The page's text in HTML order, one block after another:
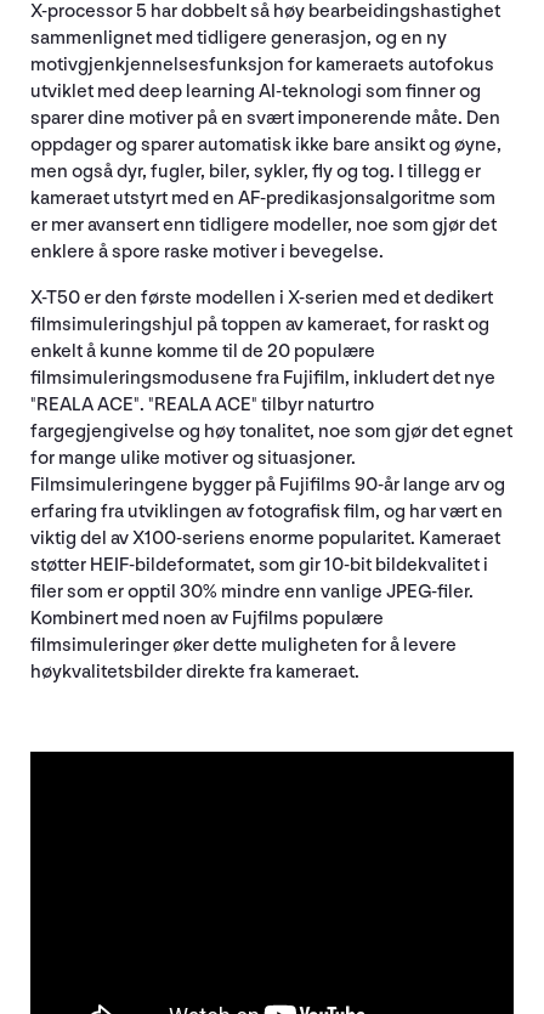
X-processor 5 har dobbelt så høy bearbeidingshastighet
sammenlignet med tidligere generasjon, og en ny
motivgjenkjennelsesfunksjon for kameraets autofokus
utviklet med deep learning AI-teknologi som finner og
sparer dine motiver på en svært imponerende måte. Den
oppdager og sparer automatisk ikke bare ansikt og øyne,
men også dyr, fugler, biler, sykler, fly og tog. I tillegg er
kameraet utstyrt med en AF-predikasjonsalgoritme som
er mer avansert enn tidligere modeller, noe som gjør det
enklere å spore raske motiver i bevegelse.
X-T50 er den første modellen i X-serien med et dedikert
filmsimuleringshjul på toppen av kameraet, for raskt og
enkelt å kunne komme til de 20 populære
filmsimuleringsmodusene fra Fujifilm, inkludert det nye
"REALA ACE". "REALA ACE" tilbyr naturtro
fargegjengivelse og høy tonalitet, noe som gjør det egnet
for mange ulike motiver og situasjoner.
Filmsimuleringene bygger på Fujifilms 90-år lange arv og
erfaring fra utviklingen av fotografisk film, og har vært en
viktig del av X100-seriens enorme popularitet. Kameraet
støtter HEIF-bildeformatet, som gir 10-bit bildekvalitet i
filer som er opptil 30% mindre enn vanlige JPEG-filer.
Kombinert med noen av Fujfilms populære
filmsimuleringer øker dette muligheten for å levere
høykvalitetsbilder direkte fra kameraet.